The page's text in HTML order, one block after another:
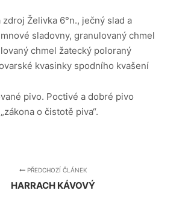
zdroj Želivka 6°n., ječný slad a
sladovny, granulovaný chmel
chmel žatecký poloraný
kvasinky spodního kvašení
pivo. Poctivé a dobré pivo
o čistotě piva“.
PŘEDCHOZÍ ČLÁNEK
HARRACH KÁVOVÝ